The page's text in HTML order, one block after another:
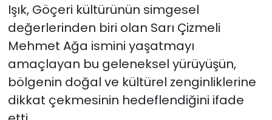
Işık, Göçeri kültürünün simgesel
değerlerinden biri olan Sarı Çizmeli
Mehmet Ağa ismini yaşatmayı
amaçlayan bu geleneksel yürüyüşün,
bölgenin doğal ve kültürel zenginliklerine
dikkat çekmesinin hedeflendiğini ifade